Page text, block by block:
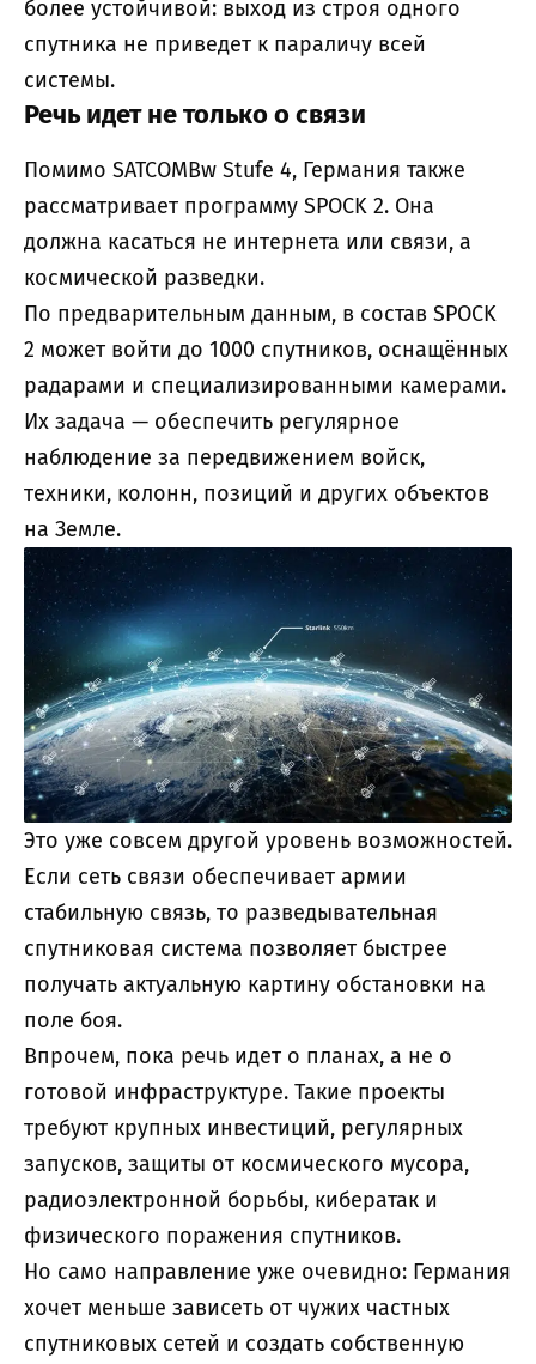
более устойчивой: выход из строя одного
спутника не приведет к параличу всей
системы.
Речь идет не только о связи
Помимо SATCOMBw Stufe 4, Германия также
рассматривает программу SPOCK 2. Она
должна касаться не интернета или связи, а
космической разведки.
По предварительным данным, в состав SPOCK
2 может войти до 1000 спутников, оснащённых
радарами и специализированными камерами.
Их задача — обеспечить регулярное
наблюдение за передвижением войск,
техники, колонн, позиций и других объектов
на Земле.
Это уже совсем другой уровень возможностей.
Если сеть связи обеспечивает армии
стабильную связь, то разведывательная
спутниковая система позволяет быстрее
получать актуальную картину обстановки на
поле боя.
Впрочем, пока речь идет о планах, а не о
готовой инфраструктуре. Такие проекты
требуют крупных инвестиций, регулярных
запусков, защиты от космического мусора,
радиоэлектронной борьбы, кибератак и
физического поражения спутников.
Но само направление уже очевидно: Германия
хочет меньше зависеть от чужих частных
спутниковых сетей и создать собственную